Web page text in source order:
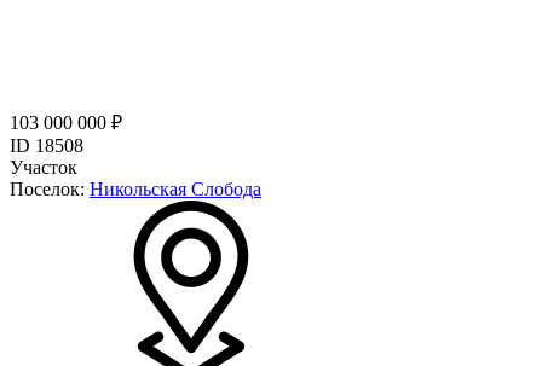
103 000 000 ₽
ID 18508
Участок
Поселок: Никольская Слобода